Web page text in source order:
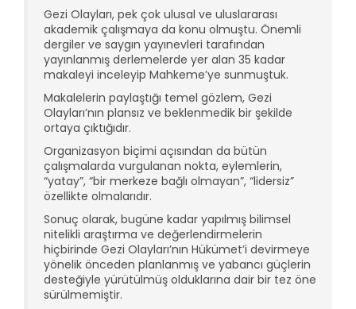
Gezi Olayları, pek çok ulusal ve uluslararası
akademik çalışmaya da konu olmuştu. Önemli
dergiler ve saygın yayınevleri tarafından
yayınlanmış derlemelerde yer alan 35 kadar
makaleyi inceleyip Mahkeme’ye sunmuştuk.
Makalelerin paylaştığı temel gözlem, Gezi
Olayları’nın plansız ve beklenmedik bir şekilde
ortaya çıktığıdır.
Organizasyon biçimi açısından da bütün
çalışmalarda vurgulanan nokta, eylemlerin,
“yatay”, “bir merkeze bağlı olmayan”, “lidersiz”
özellikte olmalarıdır.
Sonuç olarak, bugüne kadar yapılmış bilimsel
nitelikli araştırma ve değerlendirmelerin
hiçbirinde Gezi Olayları’nın Hükümet’i devirmeye
yönelik önceden planlanmış ve yabancı güçlerin
desteğiyle yürütülmüş olduklarına dair bir tez öne
sürülmemiştir.